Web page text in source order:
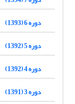
دوره 6 (1393)
دوره 5 (1392)
دوره 4 (1392)
دوره 3 (1391)